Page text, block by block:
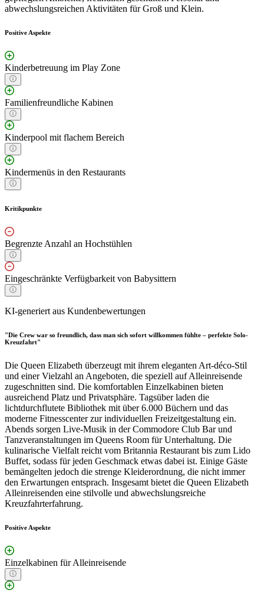
abwechslungsreichen Aktivitäten für Groß und Klein.
Positive Aspekte
Kinderbetreuung im Play Zone
Familienfreundliche Kabinen
Kinderpool mit flachem Bereich
Kindermenüs in den Restaurants
Kritikpunkte
Begrenzte Anzahl an Hochstühlen
Eingeschränkte Verfügbarkeit von Babysittern
KI-generiert aus Kundenbewertungen
"Die Crew war so freundlich, dass man sich sofort willkommen fühlte – perfekte Solo-
Kreuzfahrt"
Die Queen Elizabeth überzeugt mit ihrem eleganten Art-déco-Stil
und einer Vielzahl an Angeboten, die speziell auf Alleinreisende
zugeschnitten sind. Die komfortablen Einzelkabinen bieten
ausreichend Platz und Privatsphäre. Tagsüber laden die
lichtdurchflutete Bibliothek mit über 6.000 Büchern und das
moderne Fitnesscenter zur individuellen Freizeitgestaltung ein.
Abends sorgen Live-Musik in der Commodore Club Bar und
Tanzveranstaltungen im Queens Room für Unterhaltung. Die
kulinarische Vielfalt reicht vom Britannia Restaurant bis zum Lido
Buffet, sodass für jeden Geschmack etwas dabei ist. Einige Gäste
bemängelten jedoch die strenge Kleiderordnung, die nicht immer
den Erwartungen entsprach. Insgesamt bietet die Queen Elizabeth
Alleinreisenden eine stilvolle und abwechslungsreiche
Kreuzfahrterfahrung.
Positive Aspekte
Einzelkabinen für Alleinreisende